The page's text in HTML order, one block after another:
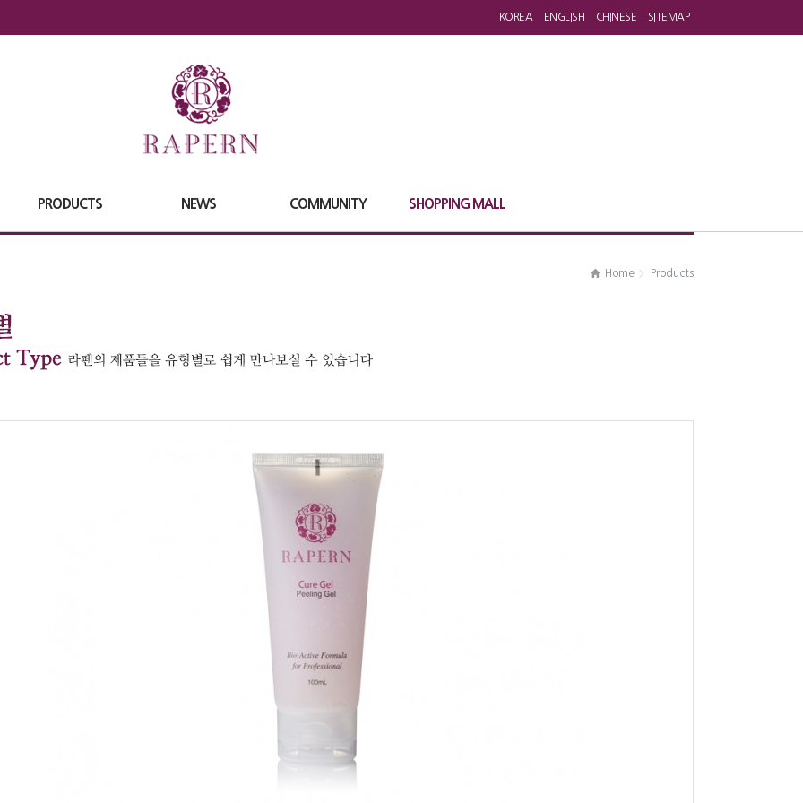
KOREA ENGLISH CHINESE SITEMAP
PRODUCTS NEWS COMMUNITY SHOPPING MALL
Home Products